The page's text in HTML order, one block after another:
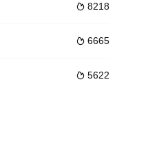
，为了
乐界资深策划夏天（赵纯阳 饰）成了
意中，显现了御笔手抄《道德经》
 8218
 6665
 5622